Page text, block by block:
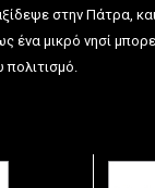
στην Πάτρα,
ένα μικρό νησί
πολιτισμό.